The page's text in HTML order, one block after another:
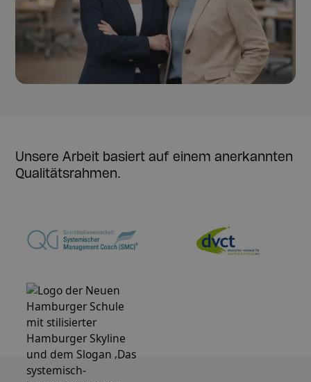
Unsere Arbeit basiert auf einem anerkannten
Qualitätsrahmen.